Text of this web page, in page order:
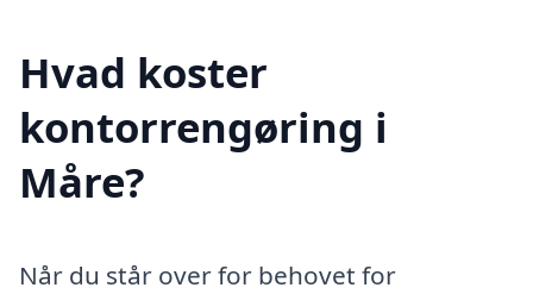
Hvad koster
kontorrengøring i
Måre?
Når du står over for behovet for